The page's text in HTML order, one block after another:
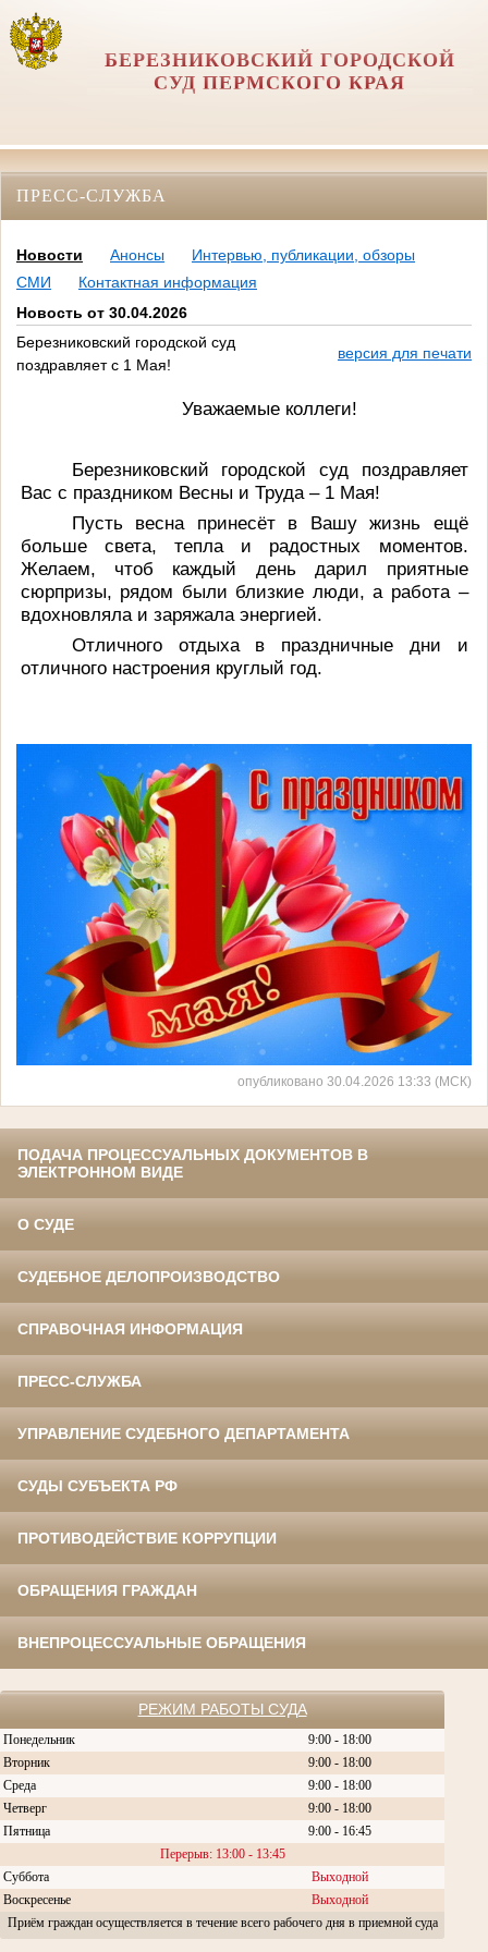
БЕРЕЗНИКОВСКИЙ ГОРОДСКОЙ
СУД ПЕРМСКОГО КРАЯ
ПРЕСС-СЛУЖБА
Новости Анонсы
Интервью, публикации, обзоры
СМИ
Контактная информация
Новость от 30.04.2026
Березниковский городской суд
поздравляет с 1 Мая!
версия для печати
Уважаемые коллеги!
Березниковский городской суд поздравляет
Вас с праздником Весны и Труда – 1 Мая!
Пусть весна принесёт в Вашу жизнь ещё
больше света, тепла и радостных моментов.
Желаем, чтоб каждый день дарил приятные
сюрпризы, рядом были близкие люди, а работа –
вдохновляла и заряжала энергией.
Отличного отдыха в праздничные дни и
отличного настроения круглый год.
опубликовано 30.04.2026 13:33 (МСК)
ПОДАЧА ПРОЦЕССУАЛЬНЫХ ДОКУМЕНТОВ В
ЭЛЕКТРОННОМ ВИДЕ
О СУДЕ
СУДЕБНОЕ ДЕЛОПРОИЗВОДСТВО
СПРАВОЧНАЯ ИНФОРМАЦИЯ
ПРЕСС-СЛУЖБА
УПРАВЛЕНИЕ СУДЕБНОГО ДЕПАРТАМЕНТА
СУДЫ СУБЪЕКТА РФ
ПРОТИВОДЕЙСТВИЕ КОРРУПЦИИ
ОБРАЩЕНИЯ ГРАЖДАН
ВНЕПРОЦЕССУАЛЬНЫЕ ОБРАЩЕНИЯ
РЕЖИМ РАБОТЫ СУДА
Понедельник
9:00 - 18:00
Вторник
9:00 - 18:00
Среда
9:00 - 18:00
Четверг
9:00 - 18:00
Пятница
9:00 - 16:45
Перерыв: 13:00 - 13:45
Суббота
Выходной
Воскресенье
Выходной
Приём граждан осуществляется в течение всего рабочего дня в приемной суда